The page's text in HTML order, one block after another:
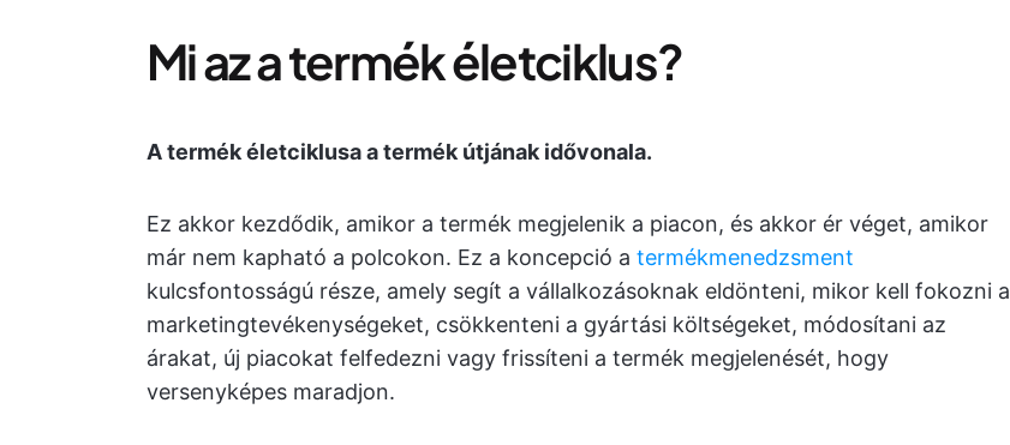
Mi az a termék életciklus?
A termék életciklusa a termék útjának idővonala.
Ez akkor kezdődik, amikor a termék megjelenik a piacon, és akkor ér véget, amikor
már nem kapható a polcokon. Ez a koncepció a termékmenedzsment
kulcsfontosságú része, amely segít a vállalkozásoknak eldönteni, mikor kell fokozni a
marketingtevékenységeket, csökkenteni a gyártási költségeket, módosítani az
árakat, új piacokat felfedezni vagy frissíteni a termék megjelenését, hogy
versenyképes maradjon.